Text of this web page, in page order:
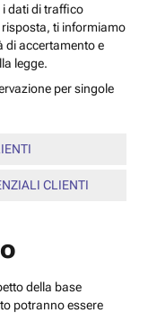
i dati di traffico
risposta, ti informiamo
di accertamento e
legge.
per singole
CLIENTI
della base
potranno essere